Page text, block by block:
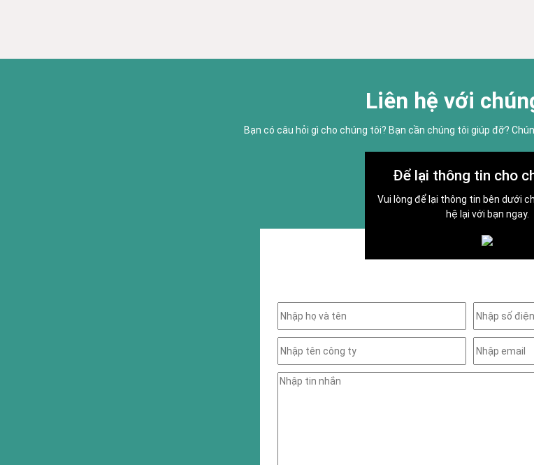
Liên hệ với
Bạn có câu hỏi gì cho chúng tôi? Bạn cần chúng tôi giúp đỡ?
Để lại thông tin cho
Vui lòng để lại thông tin bên dưới
hệ lại với bạn ngay.